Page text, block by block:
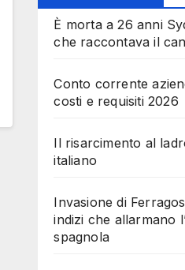
È morta a 26 anni
che raccontava il
Conto corrente
costi e requisiti 2026
Il risarcimento al
italiano
Invasione di
indizi che allarmano
spagnola